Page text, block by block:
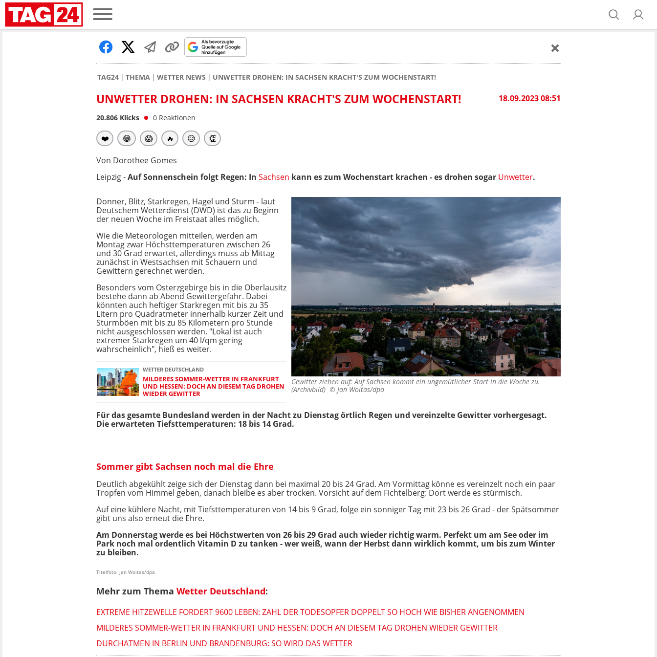
TAG24 THEMA WETTER NEWS UNWETTER DROHEN: IN SACHSEN KRACHT'S ZUM WOCHENSTART!
18.09.2023 08:51
UNWETTER DROHEN: IN SACHSEN KRACHT'S ZUM WOCHENSTART!
20.806 Klicks 0 Reaktionen
❤️ 😂 😱 🔥 😥 👏
Von Dorothee Gomes
Leipzig -Auf Sonnenschein folgt Regen: In Sachsen kann es zum Wochenstart krachen - es drohen sogar Unwetter.
Gewitter ziehen auf: Auf Sachsen kommt ein ungemütlicher Start in die Woche zu.
(Archivbild) © Jan Woitas/dpa
Donner, Blitz, Starkregen, Hagel und Sturm - laut
Deutschem Wetterdienst (DWD) ist das zu Beginn
der neuen Woche im Freistaat alles möglich.
Wie die Meteorologen mitteilen, werden am
Montag zwar Höchsttemperaturen zwischen 26
und 30 Grad erwartet, allerdings muss ab Mittag
zunächst in Westsachsen mit Schauern und
Gewittern gerechnet werden.
Besonders vom Osterzgebirge bis in die Oberlausitz
bestehe dann ab Abend Gewittergefahr. Dabei
könnten auch heftiger Starkregen mit bis zu 35
Litern pro Quadratmeter innerhalb kurzer Zeit und
Sturmböen mit bis zu 85 Kilometern pro Stunde
nicht ausgeschlossen werden. "Lokal ist auch
extremer Starkregen um 40 l/qm gering
wahrscheinlich", hieß es weiter.
WETTER DEUTSCHLAND
MILDERES SOMMER-WETTER IN FRANKFURT
UND HESSEN: DOCH AN DIESEM TAG DROHEN
WIEDER GEWITTER
Für das gesamte Bundesland werden in der Nacht zu Dienstag örtlich Regen und vereinzelte Gewitter vorhergesagt.
Die erwarteten Tiefsttemperaturen: 18 bis 14 Grad.
Sommer gibt Sachsen noch mal die Ehre
Deutlich abgekühlt zeige sich der Dienstag dann bei maximal 20 bis 24 Grad. Am Vormittag könne es vereinzelt noch ein paar
Tropfen vom Himmel geben, danach bleibe es aber trocken. Vorsicht auf dem Fichtelberg: Dort werde es stürmisch.
Auf eine kühlere Nacht, mit Tiefsttemperaturen von 14 bis 9 Grad, folge ein sonniger Tag mit 23 bis 26 Grad - der Spätsommer
gibt uns also erneut die Ehre.
Am Donnerstag werde es bei Höchstwerten von 26 bis 29 Grad auch wieder richtig warm. Perfekt um am See oder im
Park noch mal ordentlich Vitamin D zu tanken - wer weiß, wann der Herbst dann wirklich kommt, um bis zum Winter
zu bleiben.
Titelfoto: Jan Woitas/dpa
Mehr zum Thema Wetter Deutschland:
EXTREME HITZEWELLE FORDERT 9600 LEBEN: ZAHL DER TODESOPFER DOPPELT SO HOCH WIE BISHER ANGENOMMEN
MILDERES SOMMER-WETTER IN FRANKFURT UND HESSEN: DOCH AN DIESEM TAG DROHEN WIEDER GEWITTER
DURCHATMEN IN BERLIN UND BRANDENBURG: SO WIRD DAS WETTER